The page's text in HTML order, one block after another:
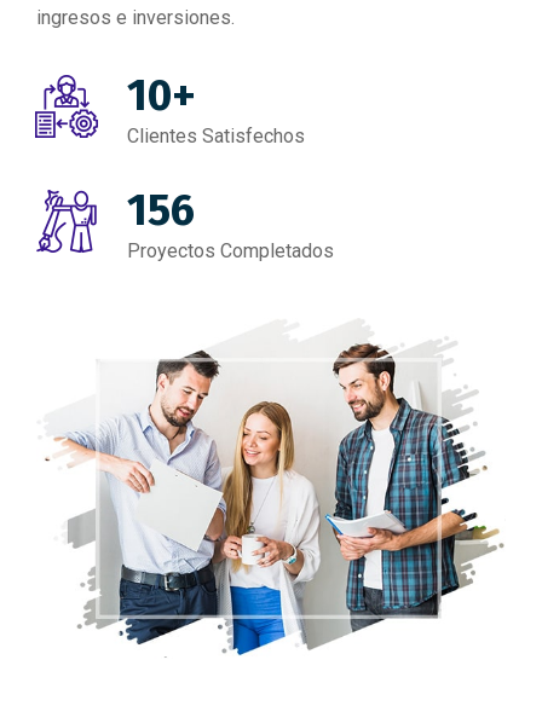
ingresos e inversiones.
10+
Clientes Satisfechos
156
Proyectos Completados